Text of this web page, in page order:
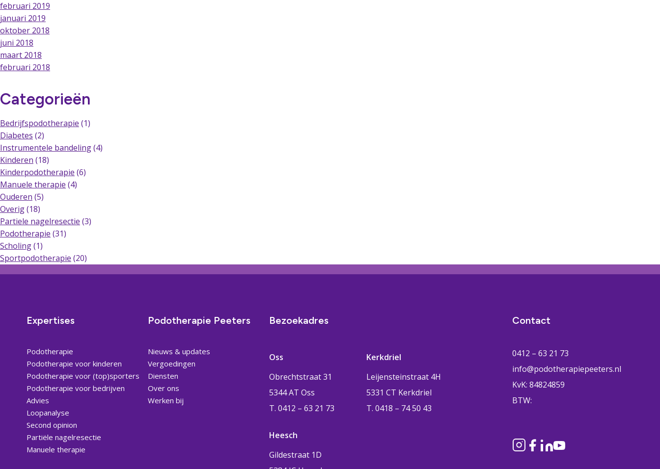
februari 2019
januari 2019
oktober 2018
juni 2018
maart 2018
februari 2018
Categorieën
Bedrijfspodotherapie (1)
Diabetes (2)
Instrumentele bandeling(4)
Kinderen (18)
Kinderpodotherapie (6)
Manuele therapie (4)
Ouderen (5)
Overig(18)
Partiele nagelresectie (3)
Podotherapie (31)
Scholing(1)
Sportpodotherapie (20)
Expertises
Podotherapie
Podotherapie voor kinderen
Podotherapie voor (top)sporters
Podotherapie voor bedrijven
Advies
Loopanalyse
Second opinion
Partiële nagelresectie
Manuele therapie
Podotherapie Peeters
Nieuws & updates
Vergoedingen
Diensten
Over ons
Werken bij
Bezoekadres
Oss
Obrechtstraat 31
5344 AT Oss
T. 0412 – 63 21 73
Kerkdriel
Leijensteinstraat 4H
5331 CT Kerkdriel
T. 0418 – 74 50 43
Heesch
Gildestraat 1D
Contact
0412 – 63 21 73
info@podotherapiepeeters.nl
KvK: 84824859
BTW: